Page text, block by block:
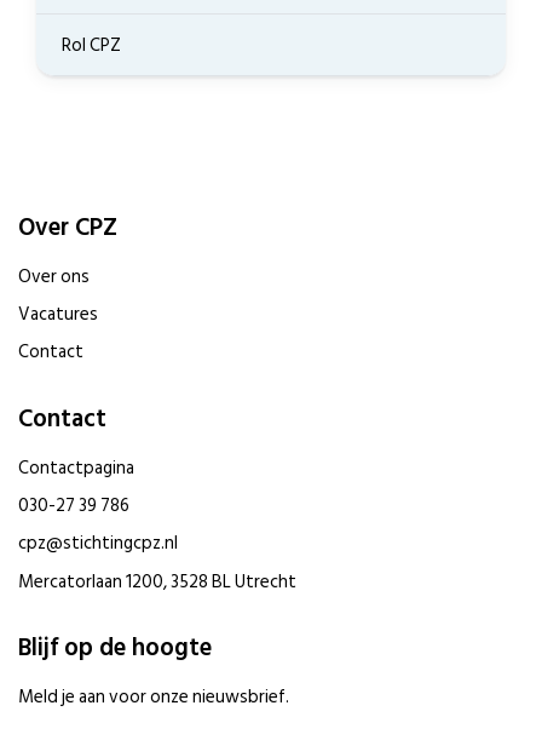
Rol CPZ
Over CPZ
Over ons
Vacatures
Contact
Contact
Contactpagina
030-27 39 786
cpz@stichtingcpz.nl
Mercatorlaan 1200, 3528 BL Utrecht
Blijf op de hoogte
Meld je aan voor onze nieuwsbrief.